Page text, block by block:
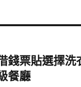
錢票貼選擇洗
餐廳